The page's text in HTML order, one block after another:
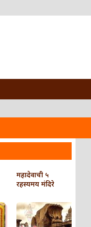
महादेवाची ५
रहस्यमय मंदिरे